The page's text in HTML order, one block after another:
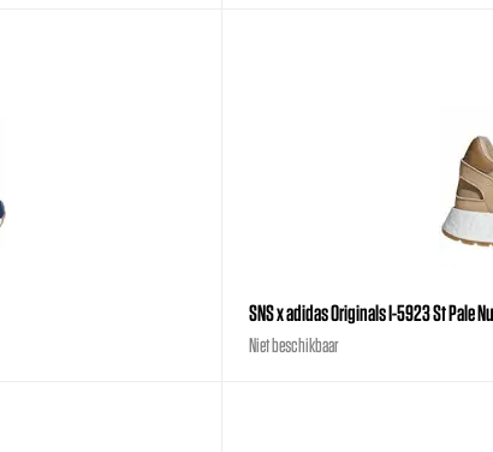
SNS x adidas Originals I-5923 St Pale
Niet beschikbaar